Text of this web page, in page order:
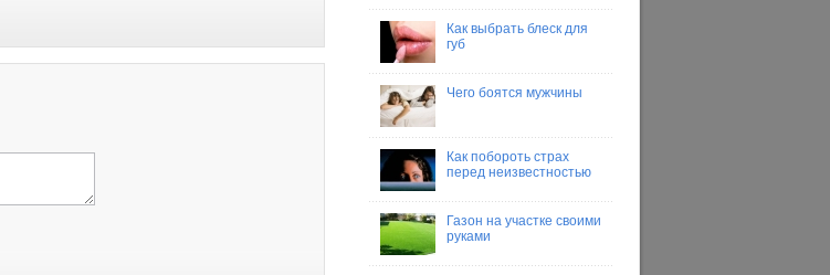
Как выбрать блеск для
губ
Чего боятся мужчины
Как побороть страх
перед неизвестностью
Газон на участке своими
руками